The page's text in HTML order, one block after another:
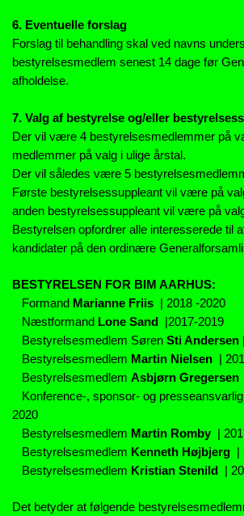
6. Eventuelle forslag
Forslag til behandling skal ved navns
bestyrelsesmedlem senest 14 dage før
afholdelse.
7. Valg af bestyrelse og/eller
Der vil være 4 bestyrelsesmedlemmer på
medlemmer på valg i ulige årstal.
Der vil således være 5
Første bestyrelsessuppleant vil være på
anden bestyrelsessuppleant vil være på
Bestyrelsen opfordrer alle interesserede til
kandidater på den ordinære
BESTYRELSEN FOR BIM AARHUS:
Formand Marianne Friis | 2018 -2020
Næstformand Lone Sand |2017-2019
Bestyrelsesmedlem Søren Sti Andersen
Bestyrelsesmedlem Martin Nielsen |
Bestyrelsesmedlem Asbjørn Gregersen
Konference-, sponsor- og presseansvarlig
2020
Bestyrelsesmedlem Martin Romby |
Bestyrelsesmedlem Kenneth Højbjerg |
Bestyrelsesmedlem Kristian Stenild |
Det betyder at følgende